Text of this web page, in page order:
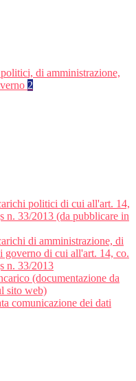
di amministrazione,
2
politici di cui all'art. 14,
n. 33/2013 (da pubblicare in
di amministrazione, di
governo di cui all'art. 14, co.
n. 33/2013
(documentazione da
sito web)
comunicazione dei dati